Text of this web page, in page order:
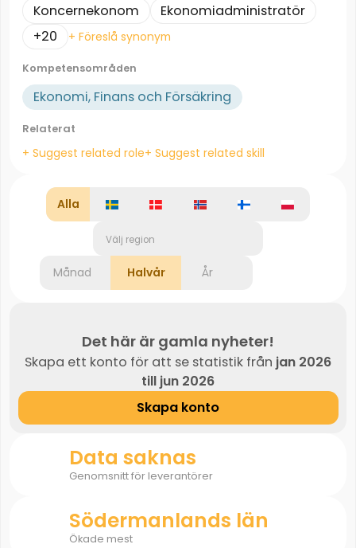
Koncernekonom
Ekonomiadministratör
+20
+ Föreslå synonym
Kompetensområden
Ekonomi, Finans och Försäkring
Relaterat
+ Suggest related role+ Suggest related skill
Alla
Välj region
Månad Halvår År
Det här är gamla nyheter!
Skapa ett konto för att se statistik från jan 2026
till jun 2026
Skapa konto
Data saknas
Genomsnitt för leverantörer
Södermanlands län
Ökade mest